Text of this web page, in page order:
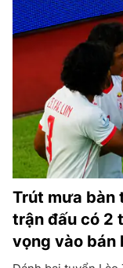
Trút mưa bàn
trận đấu có 2
vọng vào bán